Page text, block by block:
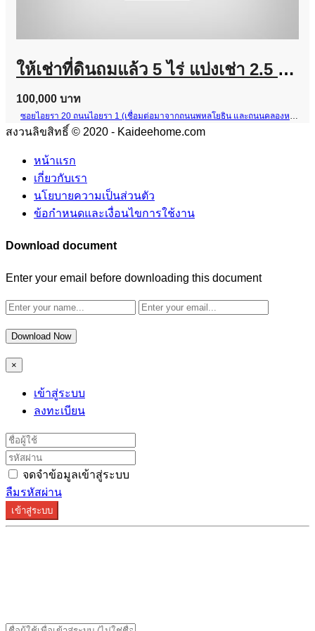
ให้เช่าที่ดินถมแล้ว 5 ไร่ แบ่งเช่า 2.5 ไร่ ซอยไอยรา 20 คลองหลวง ปทุมธานี ใกล้กรมที่ดินคลองหลวง, ตลาดไท
100,000 บาท
ซอยไอยรา 20 ถนนไอยรา 1 (เชื่อมต่อมาจากถนนพหลโยธิน และถนนคลองหลวง)
สงวนลิขสิทธิ์ © 2020 - Kaideehome.com
หน้าแรก
เกี่ยวกับเรา
นโยบายความเป็นส่วนตัว
ข้อกำหนดและเงื่อนไขการใช้งาน
Download document
Enter your email before downloading this document
Download Now
×
เข้าสู่ระบบ
ลงทะเบียน
จดจำข้อมูลเข้าสู่ระบบ
ลืมรหัสผ่าน
เข้าสู่ระบบ